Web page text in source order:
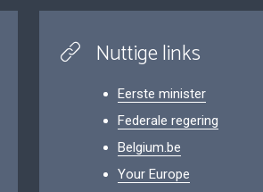
Nuttige links
Eerste minister
Federale regering
Belgium.be
Your Europe